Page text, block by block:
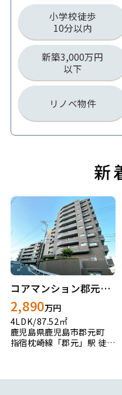
小学校徒歩
10分以内
新築3,000万円
以下
リノベ物件
コアマンション郡元ネクステージ
2,890万円
4LDK/87.52㎡
鹿児島県鹿児島市郡元町
指宿枕崎線「郡元」駅 徒歩3分